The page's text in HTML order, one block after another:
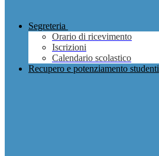
Segreteria
Orario di ricevimento
Iscrizioni
Calendario scolastico
Recupero e potenziamento studenti